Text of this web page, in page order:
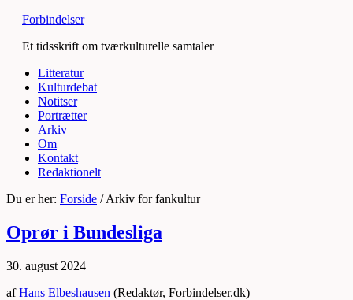
Forbindelser
Et tidsskrift om tværkulturelle samtaler
Litteratur
Kulturdebat
Notitser
Portrætter
Arkiv
Om
Kontakt
Redaktionelt
Du er her: Forside /Arkiv for fankultur
Oprør i Bundesliga
30. august 2024
afHans Elbeshausen (Redaktør, Forbindelser.dk)